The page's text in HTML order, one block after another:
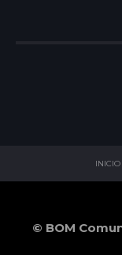
INICIO
© BOM